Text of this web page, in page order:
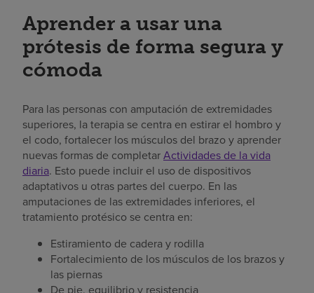
Aprender a usar una
prótesis de forma segura y
cómoda
Para las personas con amputación de extremidades
superiores, la terapia se centra en estirar el hombro y
el codo, fortalecer los músculos del brazo y aprender
nuevas formas de completarActividades de la vida
diaria. Esto puede incluir el uso de dispositivos
adaptativos u otras partes del cuerpo. En las
amputaciones de las extremidades inferiores, el
tratamiento protésico se centra en:
Estiramiento de cadera y rodilla
Fortalecimiento de los músculos de los brazos y
las piernas
De pie, equilibrio y resistencia